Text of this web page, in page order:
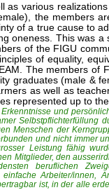
various
the members
of a true cause to
oneness. This was
of the FIGU
of equality,
The members
graduates (male &
as well as
represented up to
und
Selbstpflichterfüllung
Menschen der
und nicht immer
Leistung fähig
Mitglieder, den
beruflichen
Arbeiter/innen,
ist, in der alle